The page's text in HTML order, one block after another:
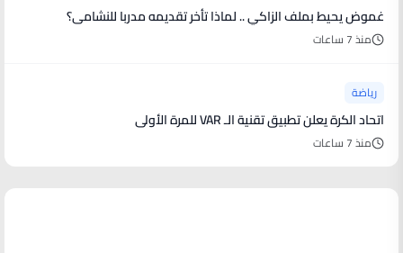
غموض يحيط بملف الزاكي .. لماذا تأخر تقديمه مدربا للنشامى؟
منذ 7 ساعات
رياضة
اتحاد الكرة يعلن تطبيق تقنية الـ VAR للمرة الأولى
منذ 7 ساعات